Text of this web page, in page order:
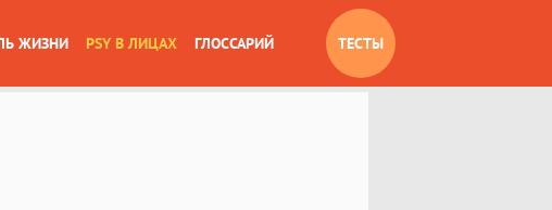
ЖИЗНИ PSY В ЛИЦАХ ГЛОССАРИЙ ТЕСТЫ